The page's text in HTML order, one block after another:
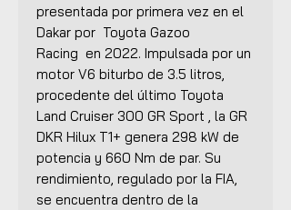
presentada por primera vez en el
Dakar por Toyota Gazoo
Racing en 2022. Impulsada por un
motor V6 biturbo de 3.5 litros,
procedente del último Toyota
Land Cruiser 300 GR Sport , la GR
DKR Hilux T1+ genera 298 kW de
potencia y 660 Nm de par. Su
rendimiento, regulado por la FIA,
se encuentra dentro de la